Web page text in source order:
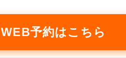
予約はこちら